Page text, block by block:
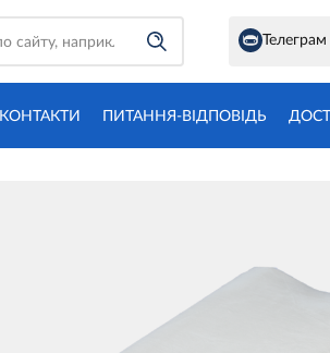
КОНТАКТИ ПИТАННЯ-ВІДПОВІДЬ